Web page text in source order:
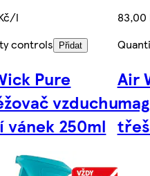
l
controls
Přidat
Pure
vzduchu
vánek 250ml
Air